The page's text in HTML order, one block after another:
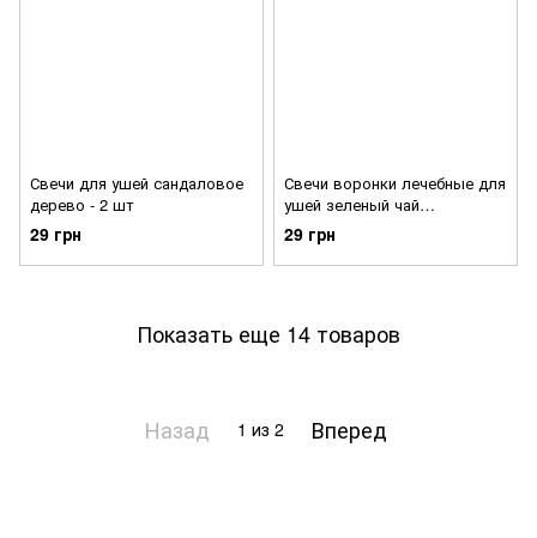
Свечи для ушей сандаловое
дерево - 2 шт
29 грн
Свечи воронки лечебные для
ушей зеленый чай
(фитосвечи) - 2 шт
29 грн
Показать еще 14 товаров
Назад 1 из 2 Вперед